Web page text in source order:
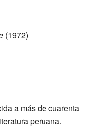
(1972)
a más de cuarenta
peruana.